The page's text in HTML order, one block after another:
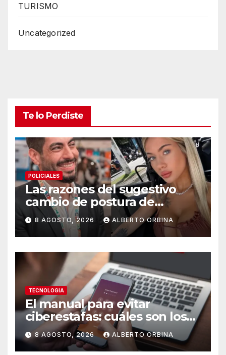
TURISMO
Uncategorized
Te lo Perdiste
POLICIALES
Las razones del sugestivo
cambio de postura de
Candela Arizaga y los
beneficios de ser un Moyano
8 AGOSTO, 2026 ALBERTO ORBINA
TECNOLOGIA
El manual para evitar
ciberestafas: cuáles son los
engaños más comunes y las
señales de alerta
8 AGOSTO, 2026 ALBERTO ORBINA